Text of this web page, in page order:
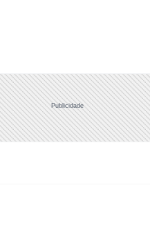
Publicidade